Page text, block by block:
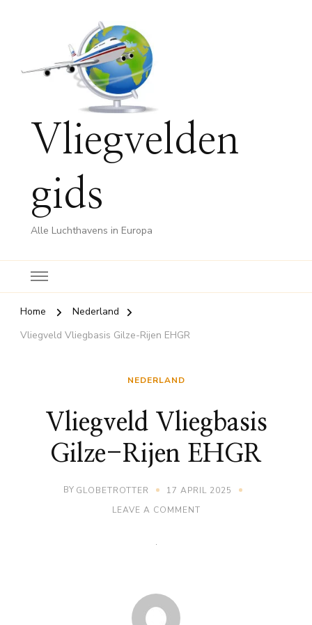
Vliegvelden
gids
Alle Luchthavens in Europa
Home
Nederland
Vliegveld Vliegbasis Gilze-Rijen EHGR
NEDERLAND
Vliegveld Vliegbasis
Gilze-Rijen EHGR
BY GLOBETROTTER
17 APRIL 2025
LEAVE A COMMENTON